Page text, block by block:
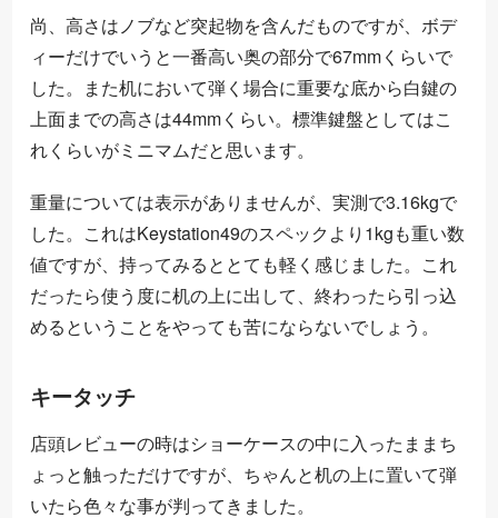
尚、高さはノブなど突起物を含んだものですが、ボデ
ィーだけでいうと一番高い奥の部分で67mmくらいで
した。また机において弾く場合に重要な底から白鍵の
上面までの高さは44mmくらい。標準鍵盤としてはこ
れくらいがミニマムだと思います。
重量については表示がありませんが、実測で3.16kgで
した。これはKeystation49のスペックより1kgも重い数
値ですが、持ってみるととても軽く感じました。これ
だったら使う度に机の上に出して、終わったら引っ込
めるということをやっても苦にならないでしょう。
キータッチ
店頭レビューの時はショーケースの中に入ったままち
ょっと触っただけですが、ちゃんと机の上に置いて弾
いたら色々な事が判ってきました。